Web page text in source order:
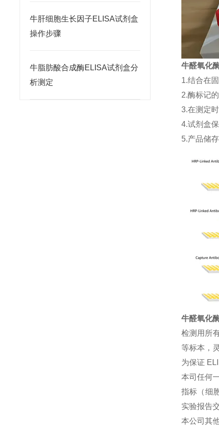
牛肝细胞生长因子ELISA试剂盒
操作步骤
牛脂肪酸合成酶ELISA试剂盒分
析测定
牛醛氧化
1.结合在
2.酶标记
3.在测定
4.试剂盒
5.产品储
牛醛氧化
检测用所
等标本，
为保证
本司任何
指标（细
实验报告
本公司其